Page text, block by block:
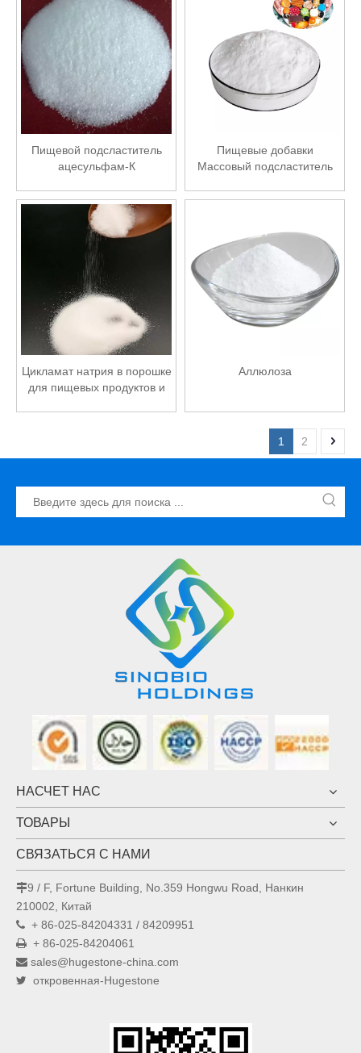
Пищевой подсластитель
ацесульфам-К
Пищевые добавки
Массовый подсластитель
Цикламат натрия в порошке
для пищевых продуктов и
Аллюлоза
1 2
НАСЧЕТ НАС
ТОВАРЫ
СВЯЗАТЬСЯ С НАМИ
9 / F, Fortune Building, No.359 Hongwu Road, Нанкин
210002, Китай
 + 86-025-84204331 / 84209951
 + 86-025-84204061
 sales@hugestone-china.com
 откровенная-Hugestone